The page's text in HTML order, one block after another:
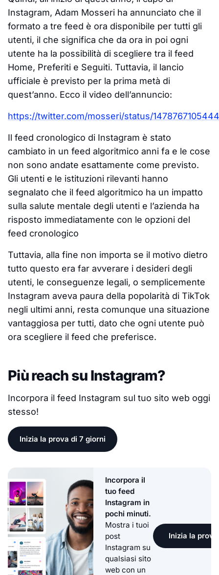
Instagram, Adam Mosseri ha annunciato che il
formato a tre feed è ora disponibile per tutti gli
utenti, il che significa che da ora in poi ogni
utente ha la possibilità di scegliere tra il feed
Home, Preferiti e Seguiti. Tuttavia, il lancio
ufficiale è previsto per la prima metà di
quest’anno. Ecco il video dell’annuncio:
https://twitter.com/mosseri/status/
Il feed cronologico di Instagram è stato
cambiato in un feed algoritmico anni fa e le cose
non sono andate esattamente come previsto.
Gli utenti e le istituzioni rilevanti hanno
segnalato che il feed algoritmico ha un impatto
sulla salute mentale degli utenti e l’azienda ha
risposto immediatamente con le opzioni del
feed cronologico
Tuttavia, alla fine non importa se il motivo dietro
tutto questo era far avverare i desideri degli
utenti, le conseguenze legali, o semplicemente
Instagram aveva paura della popolarità di TikTok
negli ultimi anni, resta comunque una situazione
vantaggiosa per tutti, dato che ogni utente può
ora scegliere il feed che preferisce.
Più reach su Instagram?
Incorpora il feed Instagram sul tuo sito web oggi
stesso!
Inizia la prova di 7 giorni
Incorpora il
tuo feed
Instagram in
pochi minuti.
Mostra i tuoi
post
Instagram su
qualsiasi sito
web con un
Inizia la